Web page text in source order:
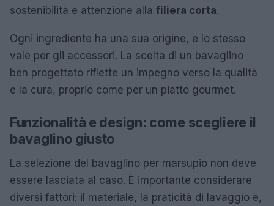
sostenibilità e attenzione alla filiera corta.
Ogni ingrediente ha una sua origine, e lo stesso
vale per gli accessori. La scelta di un bavaglino
ben progettato riflette un impegno verso la qualità
e la cura, proprio come per un piatto gourmet.
Funzionalità e design: come scegliere il
bavaglino giusto
La selezione del bavaglino per marsupio non deve
essere lasciata al caso. È importante considerare
diversi fattori: il materiale, la praticità di lavaggio e,